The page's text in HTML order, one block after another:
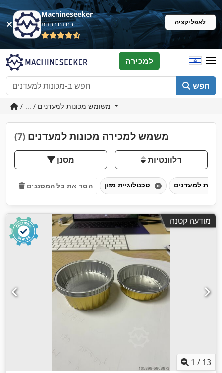
Machineseeker
בחינם בחנות לאפליקציה
חפש
למכירה
משמש למכירה מכונות למעדנים (7)
מסנן רלוונטיות
הסר את כל המסננים
מודעה קטנה
1 / 13